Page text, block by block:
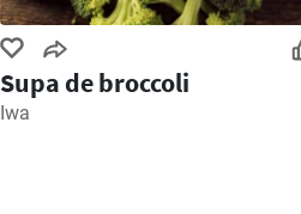
Supa de broccoli
Iwa